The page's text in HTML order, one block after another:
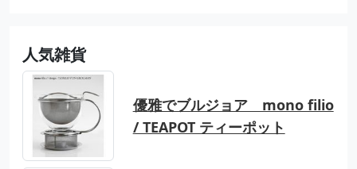
人気雑貨
優雅でブルジョア mono filio
/ TEAPOT ティーポット